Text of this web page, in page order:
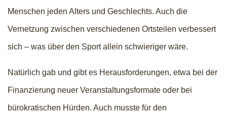
Menschen jeden Alters und Geschlechts. Auch die
Vernetzung zwischen verschiedenen Ortsteilen verbessert
sich – was über den Sport allein schwieriger wäre.
Natürlich gab und gibt es Herausforderungen, etwa bei der
Finanzierung neuer Veranstaltungsformate oder bei
bürokratischen Hürden. Auch musste für den